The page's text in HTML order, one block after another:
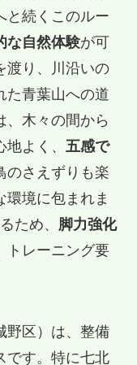
と続くこのルー
な自然体験が可
渡り、川沿いの
た青葉山への道
、木々の間から
よく、 五感で
のさえずりも楽
環境に包まれま
ため、 脚力強化
トレーニング要
野区）は、整備
です。特に七北